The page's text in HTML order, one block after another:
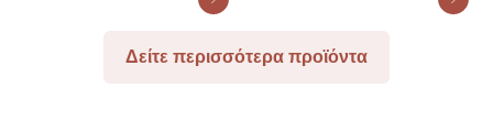
Δείτε περισσότερα προϊόντα